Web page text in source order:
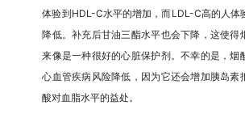
体验到HDL-C水平的增加，而LDL-C高的人体
降低。补充后甘油三酯水平也会下降，这使得
来像是一种很好的心脏保护剂。不幸的是，烟
心血管疾病风险降低，因为它还会增加胰岛素
酸对血脂水平的益处。